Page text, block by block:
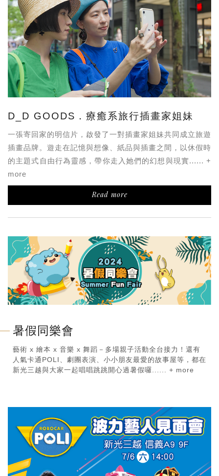
D_D GOODS．療癒系旅行插畫家姐妹
一張寄回家的明信片，啟發了一對插畫家姐妹共同成立旅遊
插畫品牌。遊走在記憶與想像、紙品與插畫之間，以休假時
的主題式自由行為靈感，帶你走入她們的幻想與現實...... +
more
Read more
暑假同樂會
藝術 x 繪本 x 音樂 x 舞蹈－多場親子活動全台接力！還有
人氣卡通POLI、劇團表演、小小朋友最愛的故事屋等，都在
新光三越與大家一起唱唱跳跳開心過暑假囉...... + more